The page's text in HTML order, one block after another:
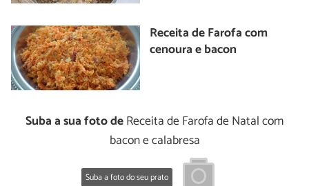
Receita de Farofa com
cenoura e bacon
Suba a sua foto deReceita de Farofa de Natal com
bacon e calabresa
Suba a foto do seu prato